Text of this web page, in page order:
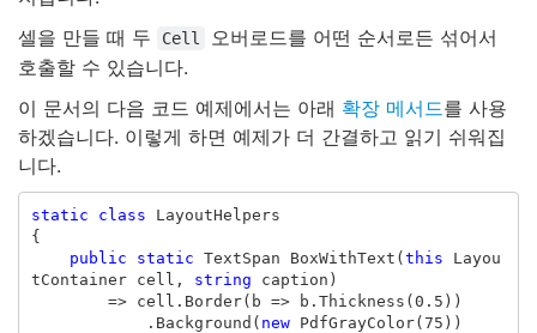
셀을 만들 때 두
Cell
오버로드를 어떤 순서로든 섞어서
호출할 수 있습니다.
이 문서의 다음 코드 예제에서는 아래 확장 메서드를 사용
하겠습니다. 이렇게 하면 예제가 더 간결하고 읽기 쉬워집
니다.
static class
LayoutHelpers
{
public
static TextSpan BoxWithText ( this
Layou
tContainer
cell , string caption )
=>
cell . Border( b => b . Thickness ( 0.5 ))
. Background ( new PdfGrayColor( 75 ))